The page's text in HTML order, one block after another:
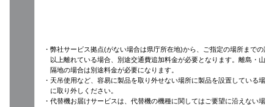
・弊社サービス拠点(がない場合は県庁所在地)から、ご指定の場所までの距
以上離れている場合、別途交通費追加料金が必要となります。離島・山間
隔地の場合は別途料金が必要になります。
・天吊使用など、容易に製品を取り外せない場所に製品を設置している場合
に取り外しください。
・代替機お届けサービスは、代替機の機種に関してはご要望に沿えない場合